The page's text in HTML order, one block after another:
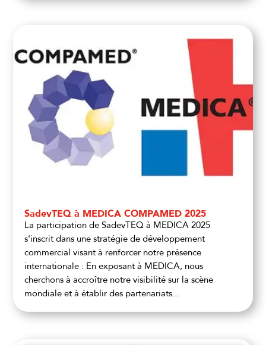
SadevTEQ à MEDICA COMPAMED 2025
La participation de SadevTEQ à MEDICA 2025
s'inscrit dans une stratégie de développement
commercial visant à renforcer notre présence
internationale : En exposant à MEDICA, nous
cherchons à accroître notre visibilité sur la scène
mondiale et à établir des partenariats...